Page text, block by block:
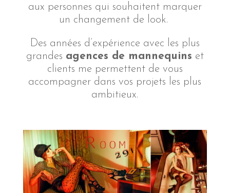
aux personnes qui souhaitent marquer
un changement de look.
Des années d’expérience avec les plus
grandes agences de mannequins et
clients me permettent de vous
accompagner dans vos projets les plus
ambitieux.